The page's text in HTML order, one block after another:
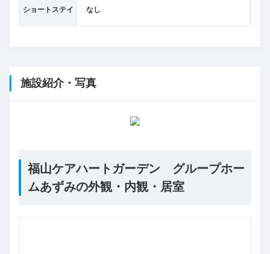
ショートステイ なし
施設紹介・写真
福山ケアハートガーデン グループホー
ムあずみの外観・内観・居室